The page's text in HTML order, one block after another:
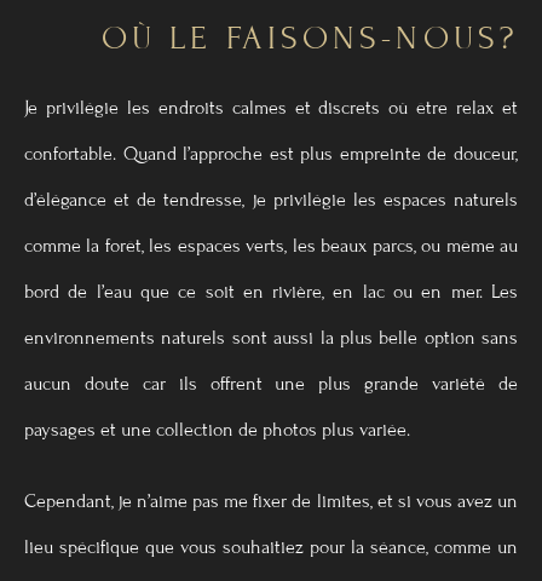
OÙ LE FAISONS-NOUS?
Je privilégie les endroits calmes et discrets où être relax et
confortable. Quand l’approche est plus empreinte de douceur,
d’élégance et de tendresse, je privilégie les espaces naturels
comme la forêt, les espaces verts, les beaux parcs, ou même au
bord de l’eau que ce soit en rivière, en lac ou en mer. Les
environnements naturels sont aussi la plus belle option sans
aucun doute car ils offrent une plus grande variété de
paysages et une collection de photos plus variée.
Cependant, je n’aime pas me fixer de limites, et si vous avez un
lieu spécifique que vous souhaitiez pour la séance, comme un